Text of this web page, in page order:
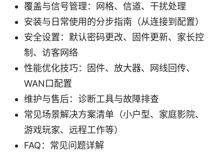
覆盖与信号管理：网格、信道、干扰处理
安装与日常使用的分步指南（从连接到配置）
安全设置：默认密码更改、固件更新、家长控
制、访客网络
性能优化技巧：固件、放大器、网线回传、
WAN口配置
维护与售后：诊断工具与故障排查
常见场景解决方案清单（小户型、家庭影院、
游戏玩家、远程工作等）
FAQ：常见问题详解